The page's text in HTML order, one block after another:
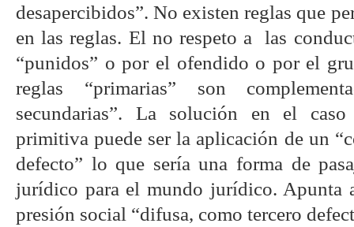
desapercibidos”. No existen reglas que
en las reglas. El no respeto a
las
“punidos” o por el ofendido o por el
reglas “primarias” son
secundarias”. La solución en el
primitiva puede ser la aplicación de un
defecto” lo que sería una forma de
jurídico para el mundo jurídico. Apunta
presión social “difusa, como tercero